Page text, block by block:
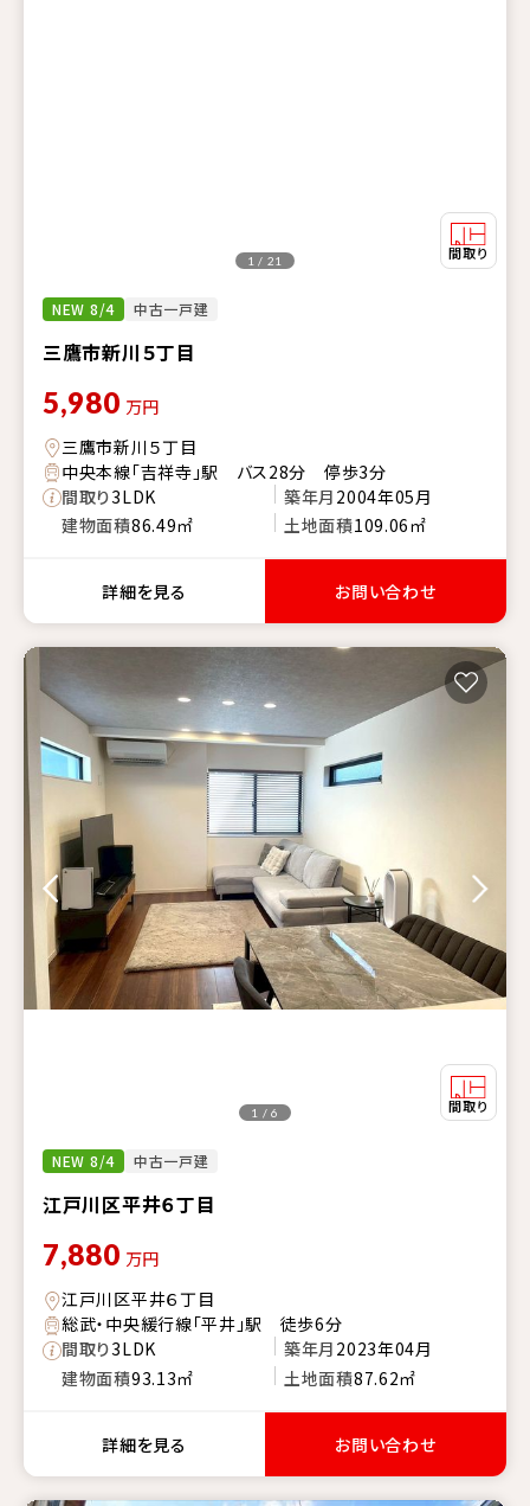
NEW 8/4 中古一戸建
三鷹市新川５丁目
1 / 21
5,980 万円
三鷹市新川５丁目
中央本線「吉祥寺」駅 バス28分 停歩3分
間取り3LDK 築年月 2004年05月
建物面積86.49㎡ 土地面積109.06㎡
詳細を見る お問い合わせ
NEW 8/4 中古一戸建
江戸川区平井６丁目
1 / 6
7,880 万円
江戸川区平井６丁目
総武・中央緩行線「平井」駅 徒歩6分
間取り3LDK 築年月 2023年04月
建物面積93.13㎡ 土地面積87.62㎡
詳細を見る お問い合わせ